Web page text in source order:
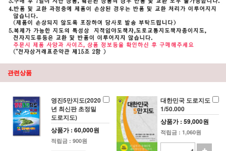
관련상품
영진5만지도(2020
년 최신판 초정밀
도로지도)
상품가 : 60,000원
적립금 : 900원
대한민국 도로지도
1/50.000
상품가 : 59,000원
적립금 : 1,060원